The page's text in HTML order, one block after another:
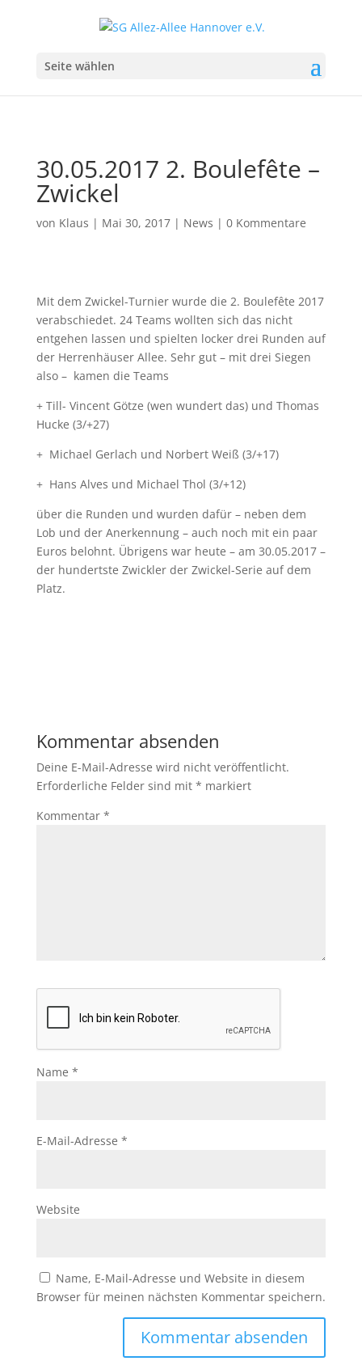
Seite wählen
30.05.2017 2. Boulefête –
Zwickel
von Klaus | Mai 30, 2017| News | 0 Kommentare
Mit dem Zwickel-Turnier wurde die 2. Boulefête 2017
verabschiedet. 24 Teams wollten sich das nicht
entgehen lassen und spielten locker drei Runden auf
der Herrenhäuser Allee. Sehr gut – mit drei Siegen
also – kamen die Teams
+ Till- Vincent Götze (wen wundert das) und Thomas
Hucke (3/+27)
+ Michael Gerlach und Norbert Weiß (3/+17)
+ Hans Alves und Michael Thol (3/+12)
über die Runden und wurden dafür – neben dem
Lob und der Anerkennung – auch noch mit ein paar
Euros belohnt. Übrigens war heute – am 30.05.2017 –
der hundertste Zwickler der Zwickel-Serie auf dem
Platz.
Kommentar absenden
Deine E-Mail-Adresse wird nicht veröffentlicht.
Erforderliche Felder sind mit * markiert
Kommentar *
Name *
E-Mail-Adresse *
Website
Name, E-Mail-Adresse und Website in diesem
Browser für meinen nächsten Kommentar speichern.